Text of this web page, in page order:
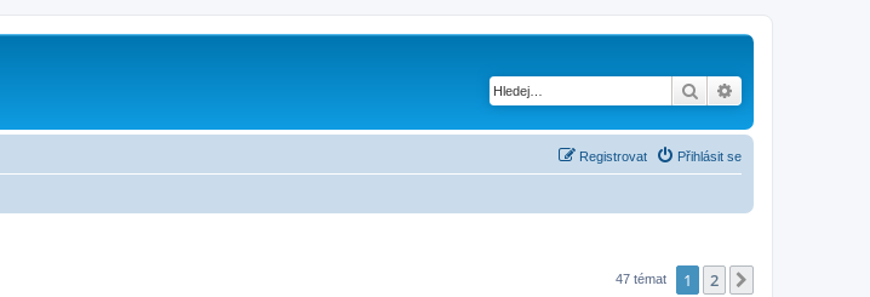
Hledat
Přihlásit se
Registrovat
47 témat 1 2